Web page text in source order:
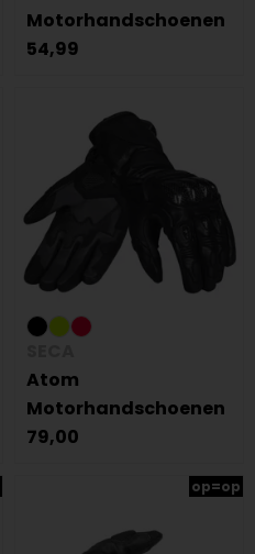
Motorhandschoenen
54,99
Atom
Motorhandschoenen
79,00
op=op